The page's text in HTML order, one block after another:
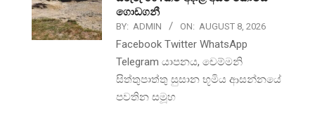
ගොඩගනී
BY: ADMIN ON: AUGUST 8, 2026
Facebook Twitter WhatsApp
Telegram යාපනය, චෙම්මනි
සිත්තුපාත්තු සුසාන භූමිය ආසන්නයේ
පවතින සමූහ